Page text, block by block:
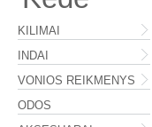
KILIMAI
INDAI
VONIOS REIKMENYS
ODOS